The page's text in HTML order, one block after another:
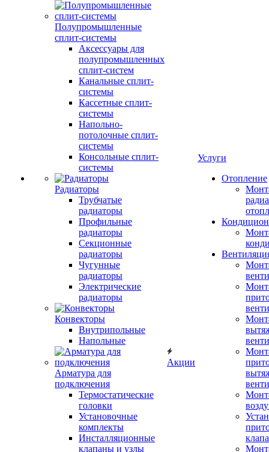
Полупромышленные
сплит-системы
Аксессуары для
полупромышленных
сплит-систем
Канальные сплит-
системы
Кассетные сплит-
системы
Напольно-
потолочные сплит-
системы
Консольные сплит-
системы
Радиаторы
Трубчатые
радиаторы
Профильные
радиаторы
Секционные
радиаторы
Чугунные
радиаторы
Электрические
радиаторы
Конвекторы
Внутрипольные
Напольные
Арматура для
подключения
Термостатические
головки
Установочные
комплекты
Инсталляционные
клапаны и узлы
Акции
Услуги
Отопление